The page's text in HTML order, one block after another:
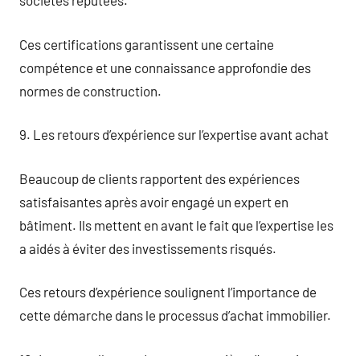
Ces certifications garantissent une certaine
compétence et une connaissance approfondie des
normes de construction.
9. Les retours d’expérience sur l’expertise avant achat
Beaucoup de clients rapportent des expériences
satisfaisantes après avoir engagé un expert en
bâtiment. Ils mettent en avant le fait que l’expertise les
a aidés à éviter des investissements risqués.
Ces retours d’expérience soulignent l’importance de
cette démarche dans le processus d’achat immobilier.